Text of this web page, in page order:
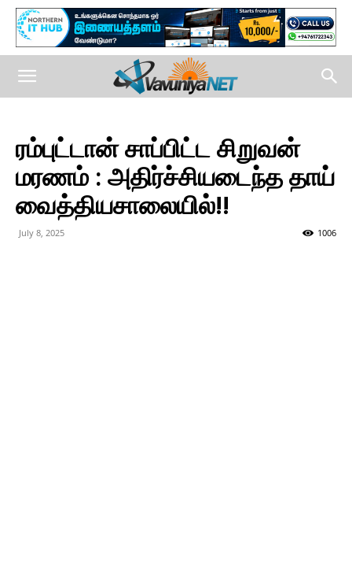
ரம்புட்டான் சாப்பிட்ட சிறுவன்
மரணம் : அதிர்ச்சியடைந்த தாய்
வைத்தியசாலையில்!!
July 8, 2025 1006